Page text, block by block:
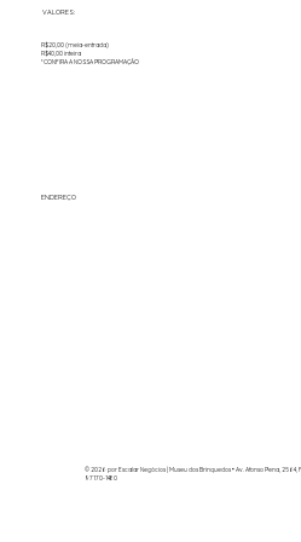
ENDEREÇO
VALORES:
R$20,00 (meia-entrada)
R$40,00 inteira
*CONFIRA A NOSSA PROGRAMAÇÃO
© 2026 por Escalar Negócios | Museu dos Brinquedos• Av. Afonso Pena, 2564,
97170-1480